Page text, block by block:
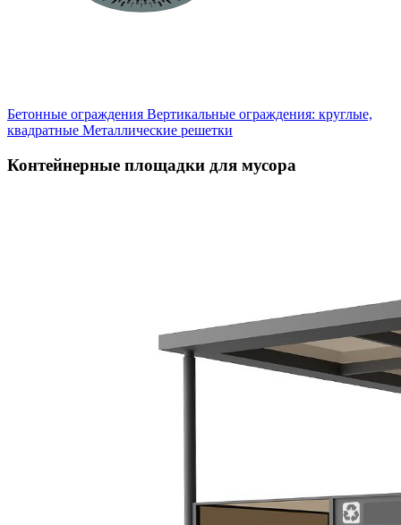
Бетонные ограждения Вертикальные ограждения: круглые,
квадратные Металлические решетки
Контейнерные площадки для мусора